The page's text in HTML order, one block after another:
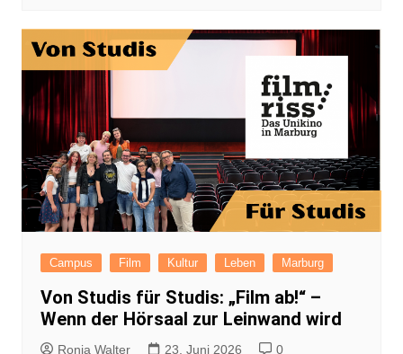
Campus Film Kultur Leben Marburg
Von Studis für Studis: „Film ab!“ –
Wenn der Hörsaal zur Leinwand wird
Ronja Walter 23. Juni 2026 0